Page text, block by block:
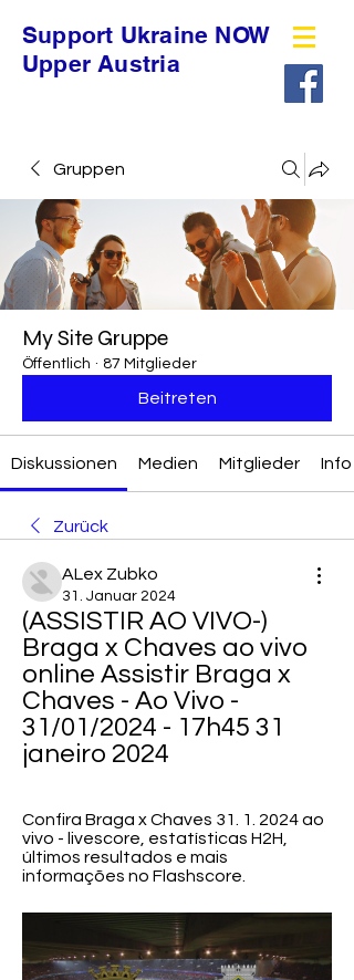
Support Ukraine NOW
Upper Austria
Gruppen
My Site Gruppe
Öffentlich · 87 Mitglieder
Beitreten
Diskussionen Medien Mitglieder Info
Zurück
ALex Zubko
31. Januar 2024
(ASSISTIR AO VIVO-)
Braga x Chaves ao vivo
online Assistir Braga x
Chaves - Ao Vivo -
31/01/2024 - 17h45 31
janeiro 2024
Confira Braga x Chaves 31. 1. 2024 ao
vivo - livescore, estatísticas H2H,
últimos resultados e mais
informações no Flashscore.